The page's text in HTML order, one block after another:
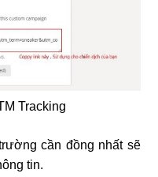
Tracking
cần đồng nhất sẽ
tin.